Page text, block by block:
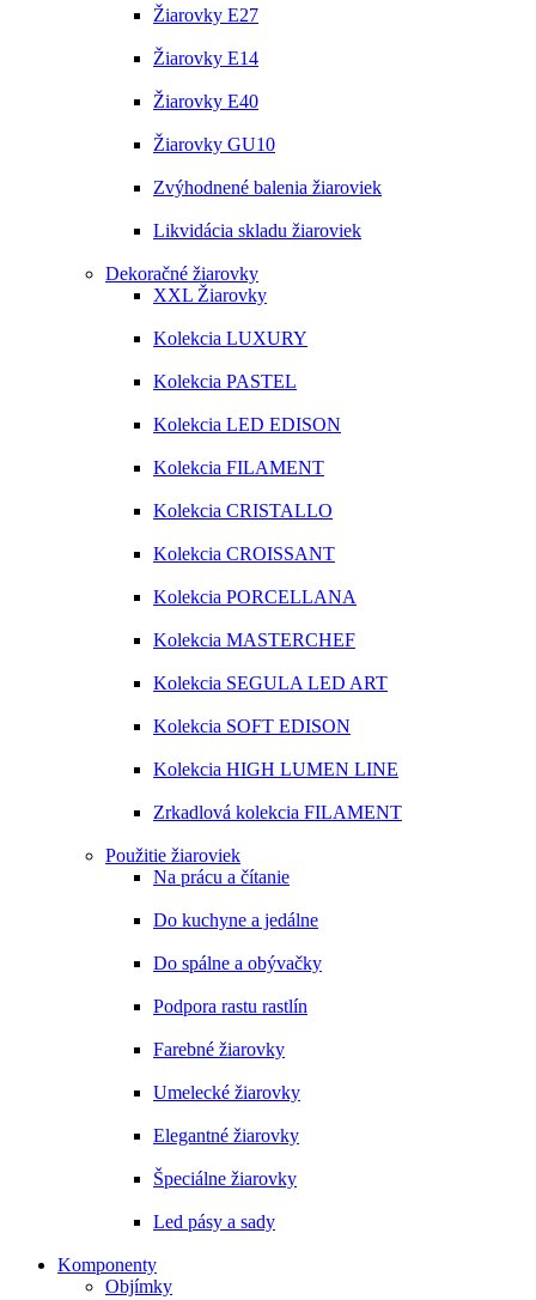
Žiarovky E27
Žiarovky E14
Žiarovky E40
Žiarovky GU10
Zvýhodnené balenia žiaroviek
Likvidácia skladu žiaroviek
Dekoračné žiarovky
XXL Žiarovky
Kolekcia LUXURY
Kolekcia PASTEL
Kolekcia LED EDISON
Kolekcia FILAMENT
Kolekcia CRISTALLO
Kolekcia CROISSANT
Kolekcia PORCELLANA
Kolekcia MASTERCHEF
Kolekcia SEGULA LED ART
Kolekcia SOFT EDISON
Kolekcia HIGH LUMEN LINE
Zrkadlová kolekcia FILAMENT
Použitie žiaroviek
Na prácu a čítanie
Do kuchyne a jedálne
Do spálne a obývačky
Podpora rastu rastlín
Farebné žiarovky
Umelecké žiarovky
Elegantné žiarovky
Špeciálne žiarovky
Led pásy a sady
Komponenty
Objímky